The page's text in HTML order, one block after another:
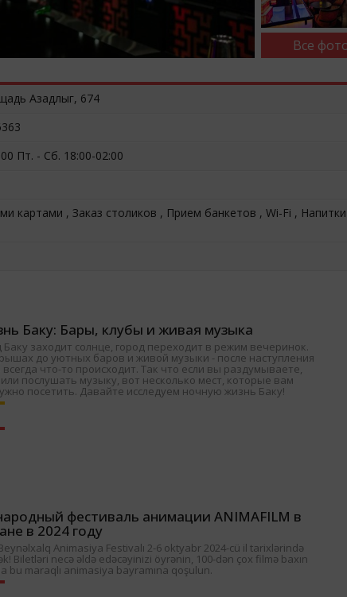
Все
Азадлыг, 674
Пт. - Сб. 18:00-02:00
картами , Заказ столиков , Прием банкетов , Wi-Fi ,
Баку: Бары, клубы и живая музыка
Баку заходит солнце, город переходит в режим вечеринок.
до уютных баров и живой музыки - после наступления
что-то происходит. Так что если вы раздумываете,
послушать музыку, вот несколько мест, которые вам
посетить. Давайте исследуем ночную жизнь Баку!
фестиваль анимации ANIMAFILM в
в 2024 году
Animasiya Festivalı 2-6 oktyabr 2024-cü il tarixlərində
Biletləri necə əldə edəcəyinizi öyrənin, 100-dən çox filmə baxın
bu maraqlı animasiya bayramına qoşulun.